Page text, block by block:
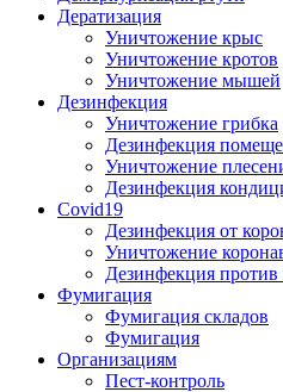
Дератизация
Уничтожение крыс
Уничтожение кротов
Уничтожение мышей
Дезинфекция
Уничтожение грибка
Дезинфекция
Уничтожение
Дезинфекция
Covid19
Дезинфекция от
Уничтожение
Дезинфекция против
Фумигация
Фумигация складов
Фумигация
Организациям
Пест-контроль